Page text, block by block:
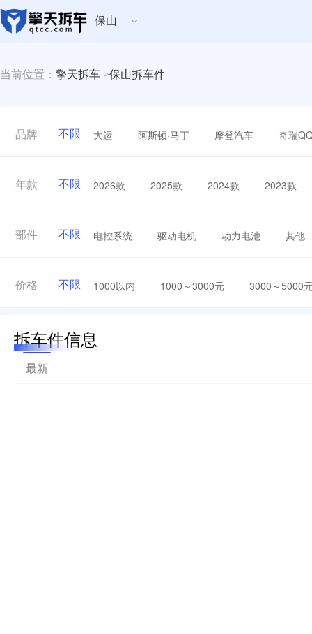
保山
当前位置： 擎天拆车 >保山拆车件
品牌 不限 大运 阿斯顿·马丁 摩登汽车 奇瑞
年款 不限 2026款 2025款 2024款 2023款
部件 不限 电控系统 驱动电机 动力电池 其他
价格 不限 1000以内 1000～3000元 3000～5000
拆车件信息
最新